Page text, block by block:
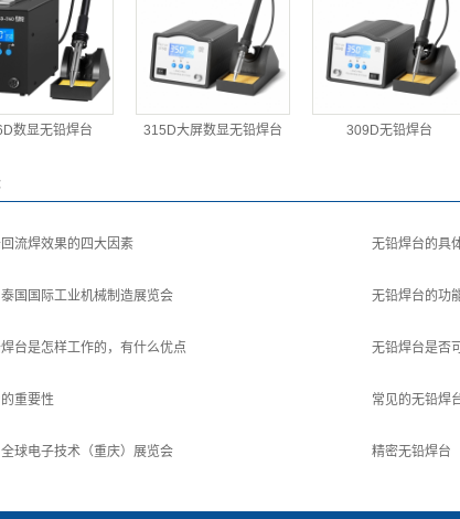
数显无铅焊台 315D大屏数显无铅焊台 309D无铅焊台
流焊效果的四大因素 无铅焊台的具
国国际工业机械制造展览会 无铅焊台的功
台是怎样工作的，有什么优点 无铅焊台是否
重要性 常见的无铅焊
球电子技术（重庆）展览会 精密无铅焊台